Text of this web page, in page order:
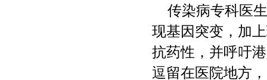
传染病专科医
现基因突变，加
抗药性，并呼吁
逗留在医院地方